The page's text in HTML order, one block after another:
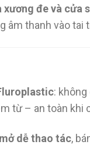
xương đevà cửa
âm thanh vào tai
:
từ – an toàn khi
dễ thao tác,